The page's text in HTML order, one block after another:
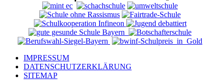
IMPRESSUM
DATENSCHUTZERKLÄRUNG
SITEMAP